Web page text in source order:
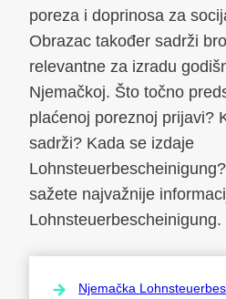
poreza i doprinosa za
Obrazac također sadrži
relevantne za izradu
Njemačkoj. Što točno
plaćenoj poreznoj prijavi?
sadrži? Kada se izdaje
sažete najvažnije
Lohnsteuerbescheinigung.
Njemačka